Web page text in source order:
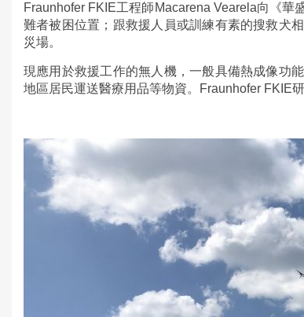
Fraunhofer FKIE工程師Macarena Vearela向《華
難者被困位置；跟救援人員或訓練有素的搜救犬
災場。
現應用於救援工作的無人機，一般具備熱成像功
地區居民運送醫療用品等物資。Fraunhofer FKIE